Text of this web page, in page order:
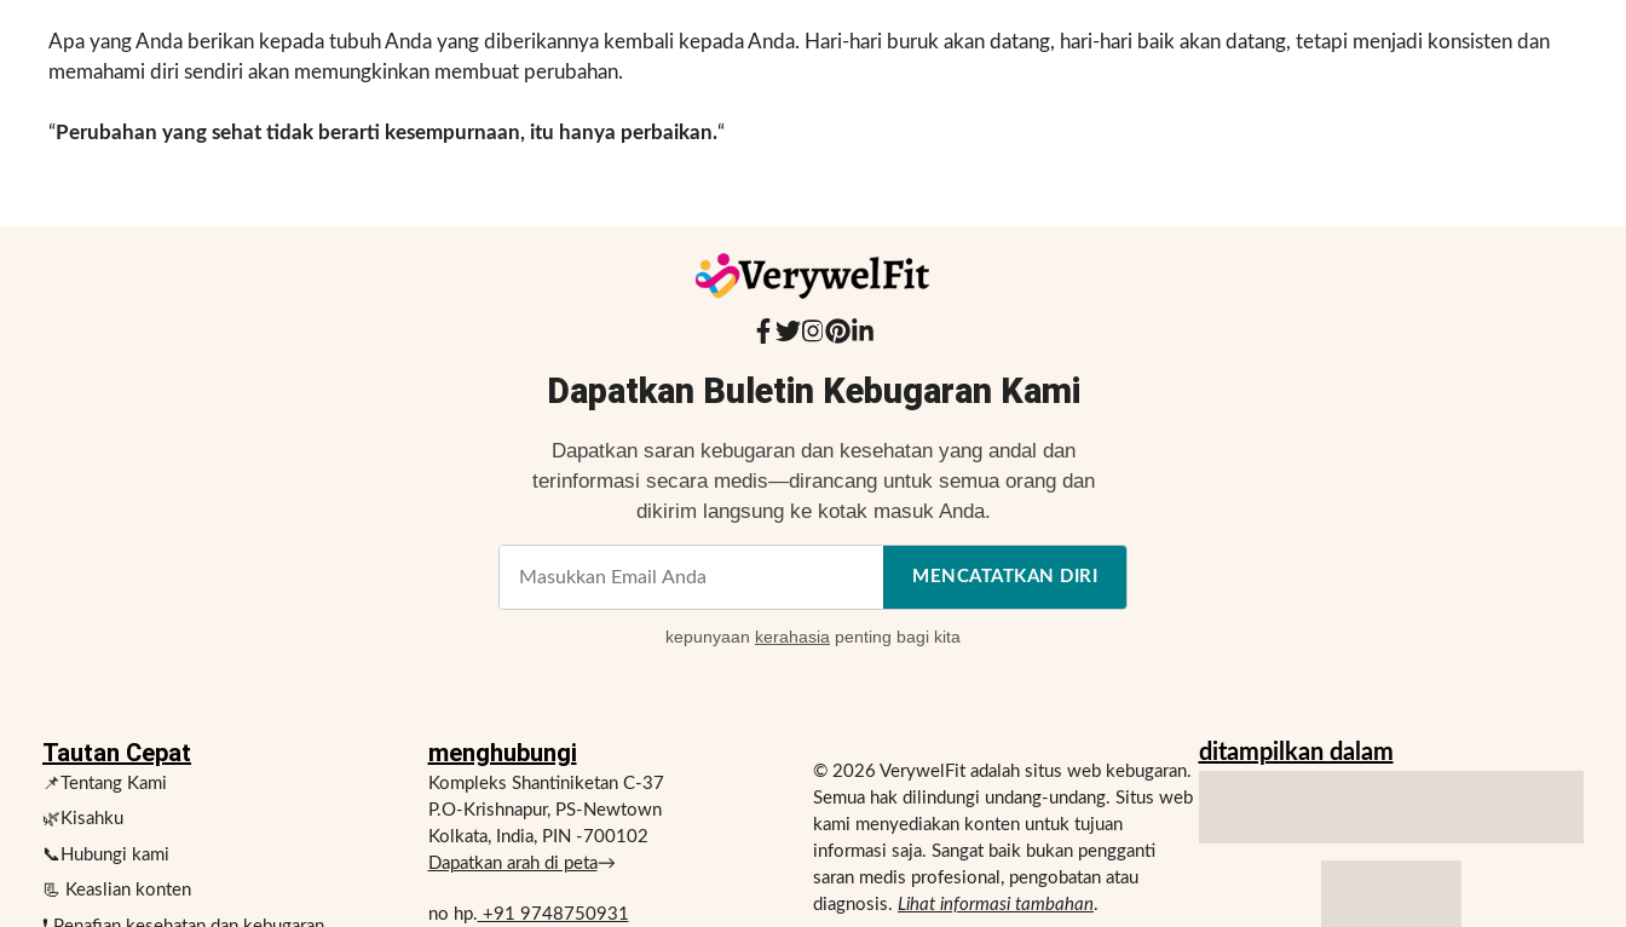
Apa yang Anda berikan kepada tubuh Anda yang diberikannya kembali kepada Anda. Hari-hari buruk akan datang, hari-hari baik akan datang, tetapi menjadi konsisten dan
memahami diri sendiri akan memungkinkan membuat perubahan.
“ Perubahan yang sehat tidak berarti kesempurnaan, itu hanya perbaikan.“
Dapatkan Buletin Kebugaran Kami
Dapatkan saran kebugaran dan kesehatan yang andal dan
terinformasi secara medis—dirancang untuk semua orang dan
dikirim langsung ke kotak masuk Anda.
MENCATATKAN DIRI
kepunyaan kerahasia penting bagi kita
Tautan Cepat
📌Tentang Kami
🌿Kisahku
📞Hubungi kami
📃 Keaslian konten
menghubungi
Kompleks Shantiniketan C-37
P.O-Krishnapur, PS-Newtown
Kolkata, India, PIN -700102
Dapatkan arah di peta→
no hp. +91 9748750931
© 2026 VerywelFit adalah situs web kebugaran.
Semua hak dilindungi undang-undang. Situs web
kami menyediakan konten untuk tujuan
informasi saja. Sangat baik bukan pengganti
saran medis profesional, pengobatan atau
diagnosis. Lihat informasi tambahan.
ditampilkan dalam